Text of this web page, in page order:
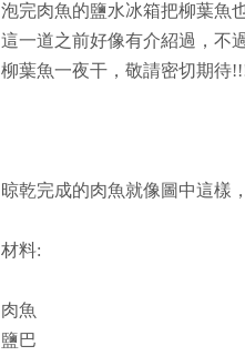
泡完肉魚的鹽水冰箱把柳葉魚
這一道之前好像有介紹過，不
柳葉魚一夜干，敬請密切期待
晾乾完成的肉魚就像圖中這樣
材料:
肉魚
鹽巴